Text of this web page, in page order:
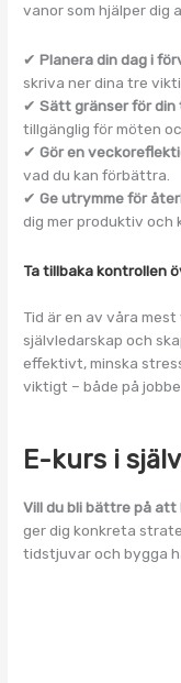
vanor som hjälper
✔Planera din dag i
skriva ner dina tre
✔Sätt gränser för din
tillgänglig för möten
✔Gör en
vad du kan förbättra.
✔Ge utrymme för
dig mer produktiv och
Ta tillbaka kontrollen
Tid är en av våra
självledarskap och
effektivt, minska
viktigt – både på
E-kurs i
Vill du bli bättre på att
ger dig konkreta
tidstjuvar och bygga